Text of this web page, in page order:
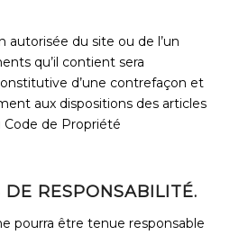
autorisée du site ou de l’un
qu’il contient sera
d’une contrefaçon et
aux dispositions des articles
Code de Propriété
RESPONSABILITÉ.
pourra être tenue responsable